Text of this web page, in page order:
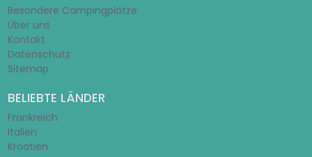
Besondere Campingplätze
Über uns
Kontakt
Datenschutz
Sitemap
BELIEBTE LÄNDER
Frankreich
Italien
Kroatien